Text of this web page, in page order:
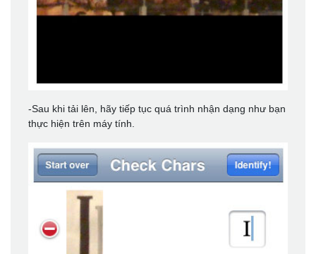
-Sau khi tải lên, hãy tiếp tục quá trình nhận dạng như bạn
thực hiện trên máy tính.